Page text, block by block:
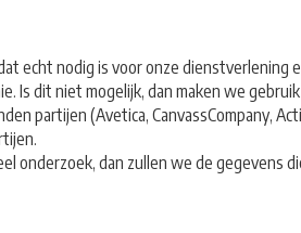
echt nodig is voor onze dienstverlening
Is dit niet mogelijk, dan maken we
partijen (Avetica, CanvassCompany,
dan zullen we de gegevens